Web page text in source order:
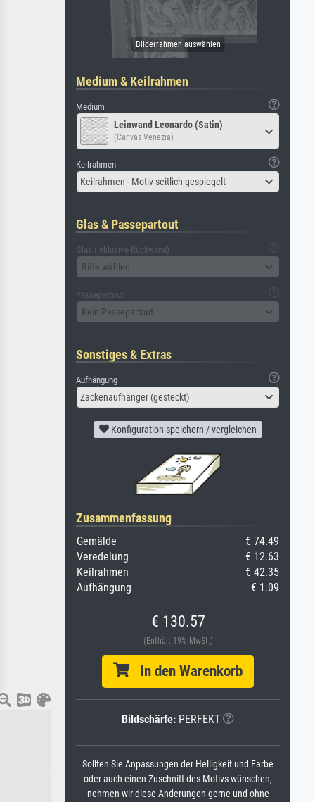
Medium & Keilrahmen
Medium
Leinwand Leonardo (Satin)
(Canvas Venezia)
Keilrahmen
Keilrahmen - Motiv seitlich gespiegelt
Glas & Passepartout
Glas (inklusive Rückwand)
Bitte wählen
Passepartout
Kein Passepartout
Sonstiges & Extras
Aufhängung
Zackenaufhänger (gesteckt)
Konfiguration speichern / vergleichen
Zusammenfassung
Gemälde
€ 74.49
Veredelung
€ 12.63
Keilrahmen
€ 42.35
Aufhängung
€ 1.09
€ 130.57
(Enthält 19% MwSt.)
In den Warenkorb
Bildschärfe: PERFEKT
Sollten Sie Anpassungen der Helligkeit und Farbe
oder auch einen Zuschnitt des Motivs wünschen,
nehmen wir diese Änderungen gerne und ohne